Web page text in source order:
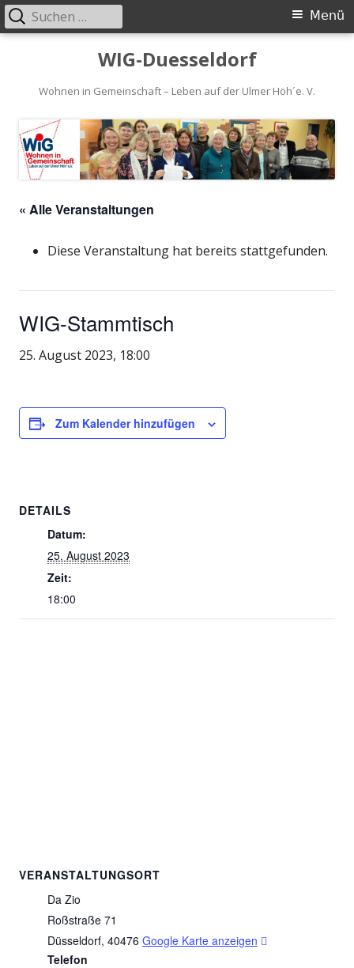
WIG-Duesseldorf
Wohnen in Gemeinschaft – Leben auf der Ulmer Höh´e. V.
Primäres
Menü
Suchen
nach:
« Alle Veranstaltungen
Diese Veranstaltung hat bereits stattgefunden.
WIG-Stammtisch
25. August 2023, 18:00
Zum Kalender hinzufügen
DETAILS
Datum:
25. August 2023
Zeit:
18:00
VERANSTALTUNGSORT
Da Zio
Roßstraße 71
Düsseldorf, 40476 Google Karte anzeigen
Telefon